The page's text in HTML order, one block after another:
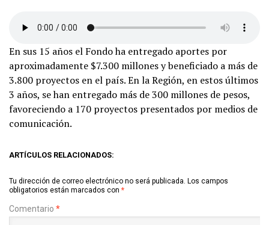
En sus 15 años el Fondo ha entregado aportes por
aproximadamente $7.300 millones y beneficiado a más de
3.800 proyectos en el país. En la Región, en estos últimos
3 años, se han entregado más de 300 millones de pesos,
favoreciendo a 170 proyectos presentados por medios de
comunicación.
ARTÍCULOS RELACIONADOS:
Tu dirección de correo electrónico no será publicada. Los campos
obligatorios están marcados con *
Comentario *